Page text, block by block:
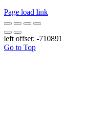
Page load link
left offset: -710891
Go to Top